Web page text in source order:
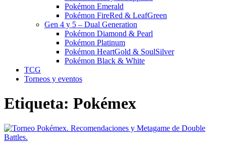
Pokémon Emerald
Pokémon FireRed & LeafGreen
Gen 4 y 5 – Dual Generation
Pokémon Diamond & Pearl
Pokémon Platinum
Pokémon HeartGold & SoulSilver
Pokémon Black & White
TCG
Torneos y eventos
Etiqueta: Pokémex